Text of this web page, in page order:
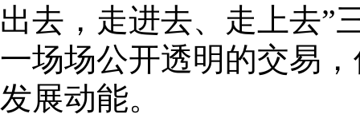
出去，走进去、走上去”
一场场公开透明的交易
发展动能。